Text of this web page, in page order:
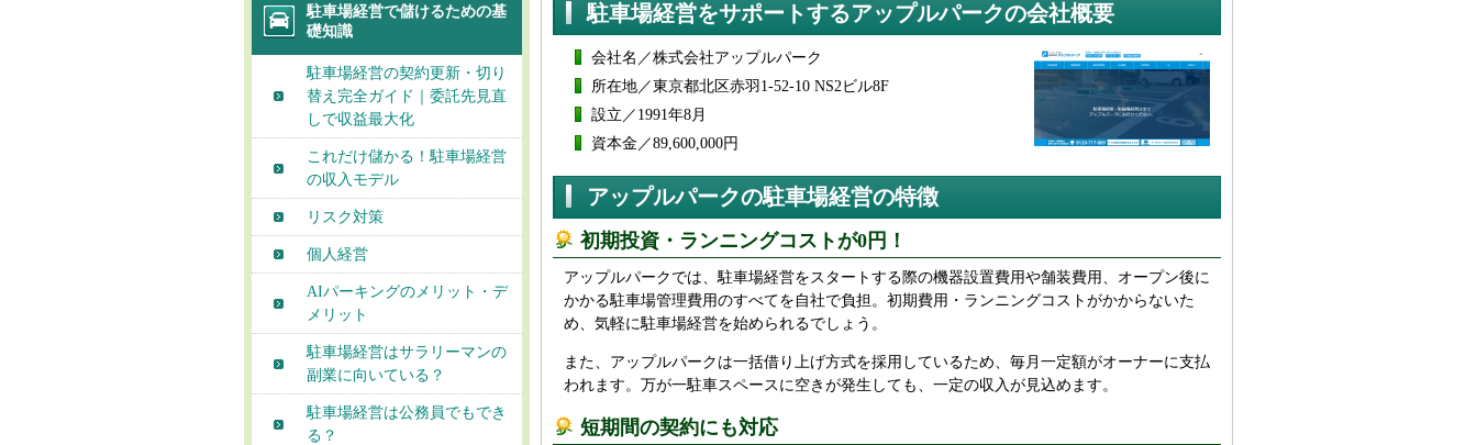
駐車場経営をサポートするアップルパークの会社概要
会社名／株式会社アップルパーク
所在地／東京都北区赤羽1-52-10 NS2ビル8F
設立／1991年8月
資本金／89,600,000円
アップルパークの駐車場経営の特徴
初期投資・ランニングコストが0円！
アップルパークでは、駐車場経営をスタートする際の機器設置費用や舗装費用、オープン後に
かかる駐車場管理費用のすべてを自社で負担。初期費用・ランニングコストがかからないた
め、気軽に駐車場経営を始められるでしょう。
また、アップルパークは一括借り上げ方式を採用しているため、毎月一定額がオーナーに支払
われます。万が一駐車スペースに空きが発生しても、一定の収入が見込めます。
短期間の契約にも対応
駐車場経営で儲けるための基
礎知識
駐車場経営の契約更新・切り
替え完全ガイド｜委託先見直
しで収益最大化
これだけ儲かる！駐車場経営
の収入モデル
リスク対策
個人経営
AIパーキングのメリット・デ
メリット
駐車場経営はサラリーマンの
副業に向いている？
駐車場経営は公務員でもでき
る？